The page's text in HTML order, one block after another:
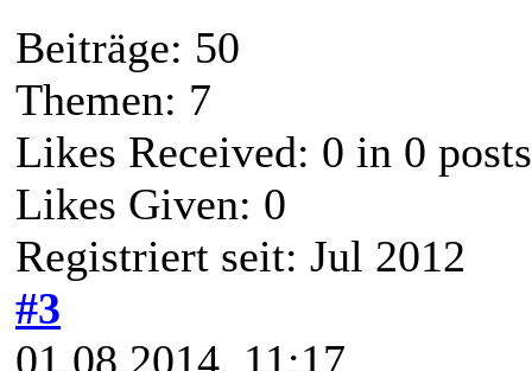
Beiträge: 50
Themen: 7
Likes Received: 0 in 0 posts
Likes Given: 0
Registriert seit: Jul 2012
#3
01.08.2014, 11:17